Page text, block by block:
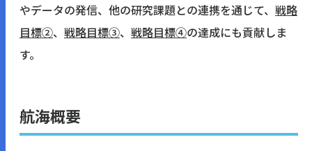
やデータの発信、他の研究課題との連携を通じて、 戦略
目標②、 戦略目標③、 戦略目標④の達成にも貢献しま
す。
航海概要